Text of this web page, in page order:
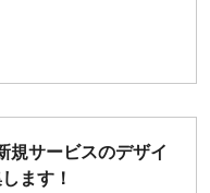
規サービスのデザイ
ます！